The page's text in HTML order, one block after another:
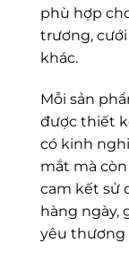
phù hợp
trương, cưới
khác.
Mỗi sản
được thiết
có kinh
mắt mà
cam kết sử
hàng ngày,
yêu thương